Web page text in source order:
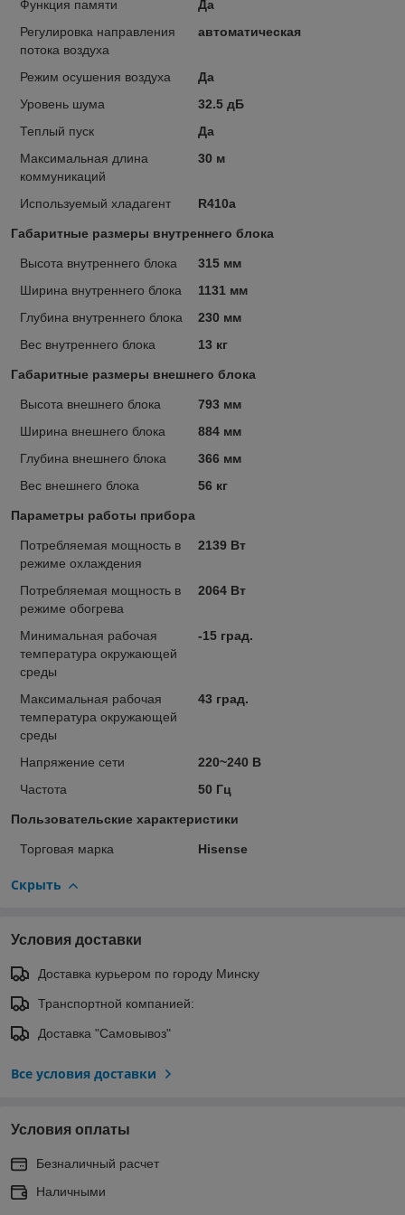
Функция памяти
Да
Регулировка направления
потока воздуха
автоматическая
Режим осушения воздуха
Да
Уровень шума
32.5 дБ
Теплый пуск
Да
Максимальная длина
коммуникаций
30 м
Используемый хладагент R410a
Габаритные размеры внутреннего блока
Высота внутреннего блока
315 мм
Ширина внутреннего блока
1131 мм
Глубина внутреннего блока
230 мм
Вес внутреннего блока
13 кг
Габаритные размеры внешнего блока
Высота внешнего блока
793 мм
Ширина внешнего блока
884 мм
Глубина внешнего блока
366 мм
Вес внешнего блока
56 кг
Параметры работы прибора
Потребляемая мощность в
режиме охлаждения
2139 Вт
Потребляемая мощность в
режиме обогрева
2064 Вт
Минимальная рабочая
температура окружающей
среды
-15 град.
Максимальная рабочая
температура окружающей
среды
43 град.
Напряжение сети
220~240 В
Частота
50 Гц
Пользовательские характеристики
Торговая марка Hisense
Скрыть
Условия доставки
Доставка курьером по городу Минску
Транспортной компанией:
Доставка "Самовывоз"
Все условия доставки
Условия оплаты
Безналичный расчет
Наличными